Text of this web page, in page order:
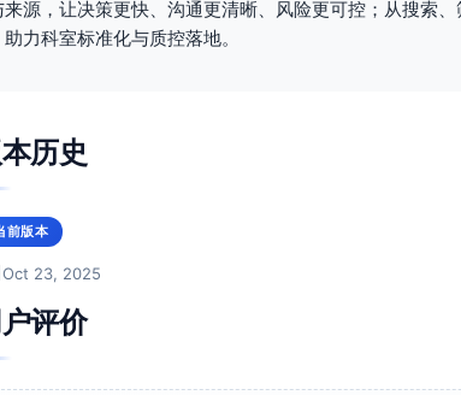
来源，让决策更快、沟通更清晰、风险更可控；从搜索
力科室标准化与质控落地。
历史
前版本
Oct 23, 2025
评价